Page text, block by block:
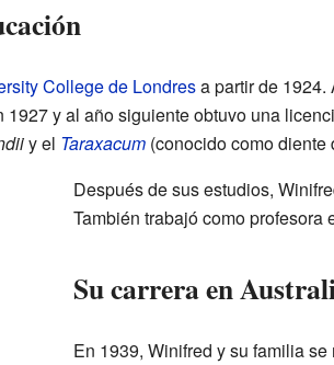
College de Londresa partir de 1924.
y al año siguiente obtuvo una
y el Taraxacum(conocido como diente
Después de sus estudios,
También trabajó como profesora
Su carrera en
En 1939, Winifred y su familia